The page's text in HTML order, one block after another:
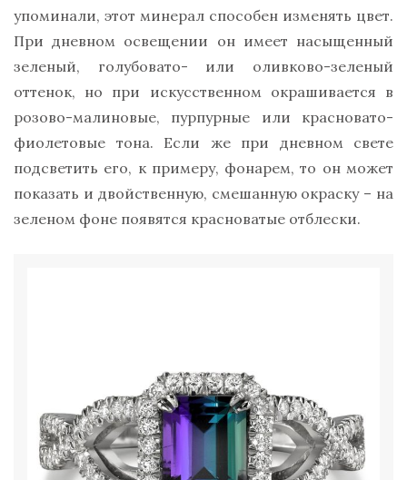
упоминали, этот минерал способен изменять цвет.
При дневном освещении он имеет насыщенный
зеленый, голубовато- или оливково-зеленый
оттенок, но при искусственном окрашивается в
розово-малиновые, пурпурные или красновато-
фиолетовые тона. Если же при дневном свете
подсветить его, к примеру, фонарем, то он может
показать и двойственную, смешанную окраску – на
зеленом фоне появятся красноватые отблески.